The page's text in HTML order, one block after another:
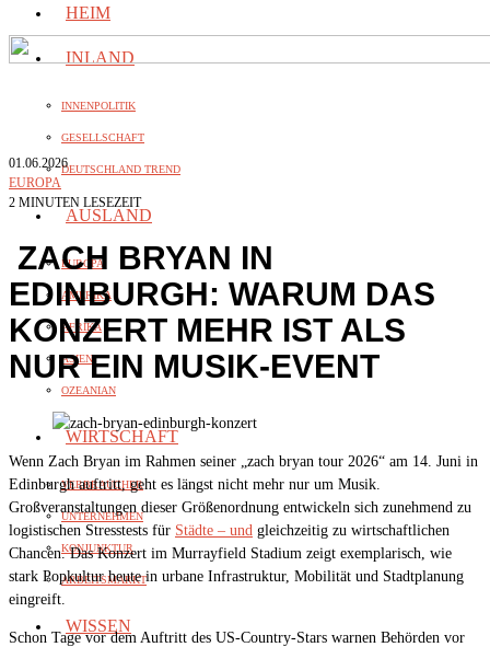
HEIM
INLAND
INNENPOLITIK
GESELLSCHAFT
DEUTSCHLAND TREND
AUSLAND
EUROPA
AMERIKA
AFRIKA
ASIEN
OZEANIAN
WIRTSCHAFT
VERBRAUCHER
UNTERNEHMEN
KONJUNKTUR
ARBEITSMARKT
WISSEN
01.06.2026
EUROPA
2 MINUTEN LESEZEIT
ZACH BRYAN IN
EDINBURGH: WARUM DAS
KONZERT MEHR IST ALS
NUR EIN MUSIK-EVENT
Wenn Zach Bryan im Rahmen seiner „zach bryan tour 2026“ am 14. Juni in
Edinburgh auftritt, geht es längst nicht mehr nur um Musik.
Großveranstaltungen dieser Größenordnung entwickeln sich zunehmend zu
logistischen Stresstests für Städte – und gleichzeitig zu wirtschaftlichen
Chancen. Das Konzert im Murrayfield Stadium zeigt exemplarisch, wie
stark Popkultur heute in urbane Infrastruktur, Mobilität und Stadtplanung
eingreift.
Schon Tage vor dem Auftritt des US-Country-Stars warnen Behörden vor